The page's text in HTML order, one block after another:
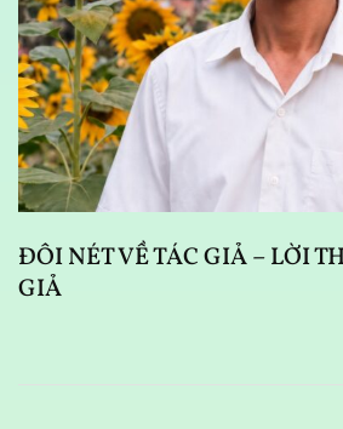
ĐÔI NÉT VỀ TÁC GIẢ – LỜI
GIẢ